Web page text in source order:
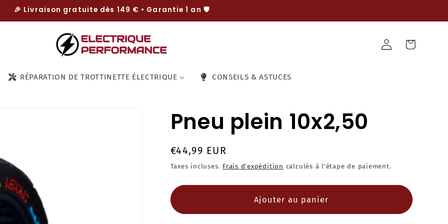
🎉 Livraison gratuite dès 149 € • Garantie 1 an 🛡️
RÉPARATION DE TROTTINETTE ÉLECTRIQUE CONSEILS & ASTUCES
ConnexionPanier
Pneu plein 10x2,50
Prix
habituel
€44,99 EUR
Taxes incluses. Frais d'expédition calculés à l'étape de paiement.
Ajouter au panier